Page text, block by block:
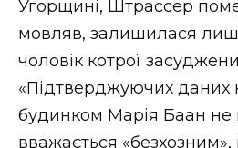
Угорщині, Штрассер
мовляв, залишилася
чоловік котрої
«Підтверджуючих даних
будинком Марія Баан не
вважається «безхозним»,